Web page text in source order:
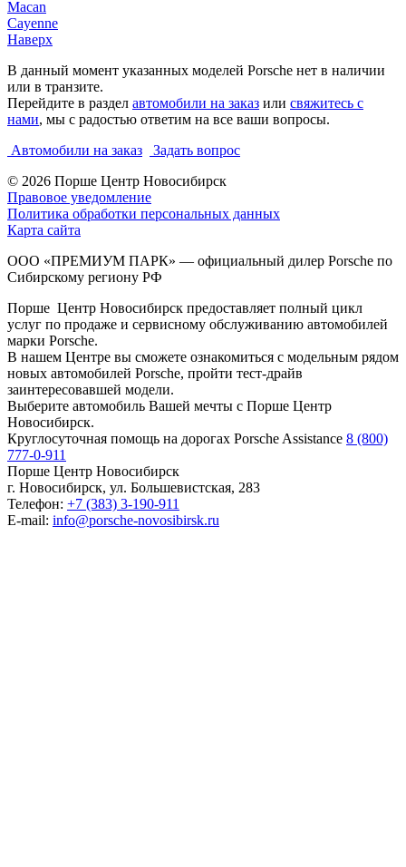
Macan
Cayenne
Наверх
В данный момент указанных моделей Porsche нет в наличии
или в транзите.
Перейдите в раздел автомобили на заказ или свяжитесь с
нами, мы с радостью ответим на все ваши вопросы.
Автомобили на заказ
Задать вопрос
© 2026 Порше Центр Новосибирск
Правовое уведомление
Политика обработки персональных данных
Карта сайта
ООО «ПРЕМИУМ ПАРК» — официальный дилер Porsche по
Сибирскому региону РФ
Порше Центр Новосибирск предоставляет полный цикл
услуг по продаже и сервисному обслуживанию автомобилей
марки Porsche.
В нашем Центре вы сможете ознакомиться с модельным рядом
новых автомобилей Porsche, пройти тест-драйв
заинтересовавшей модели.
Выберите автомобиль Вашей мечты с Порше Центр
Новосибирск.
Круглосуточная помощь на дорогах Porsche Assistance 8 (800)
777-0-911
Порше Центр Новосибирск
г. Новосибирск, ул. Большевистская, 283
Телефон: +7 (383) 3-190-911
E-mail: info@porsche-novosibirsk.ru